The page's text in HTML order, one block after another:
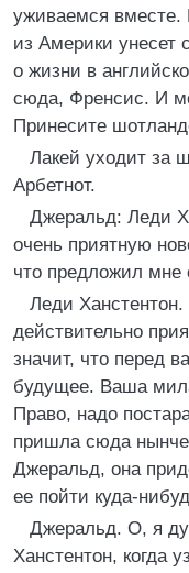
уживаемся
из Америки унесет
о жизни в
сюда, Френсис. И
Принесите
Лакей уходит за
Арбетнот.
Джеральд: Леди
очень приятную
что предложил мне
Леди
действительно
значит, что перед
будущее. Ваша
Право, надо
пришла сюда
Джеральд, она
ее пойти куда-
Джеральд. О, я
Ханстентон, когда